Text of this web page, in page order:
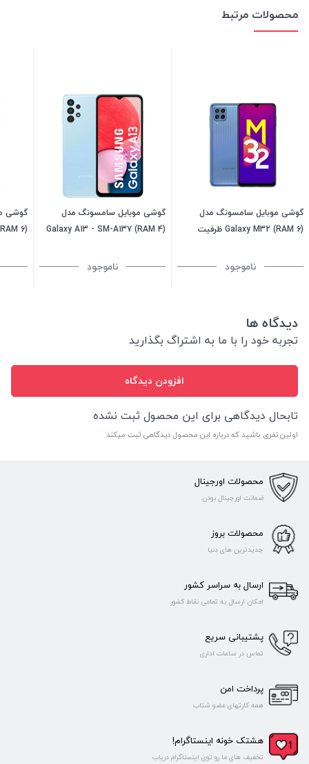
محصولات مرتبط
گوشی موبایل سامسونگ مدل
Galaxy M32 (RAM 6) ظرفیت
ناموجود
گوشی موبایل سامسونگ مدل
Galaxy A13 - SM-A137 (RAM 4)
ناموجود
گوشی
دیدگاه ها
تجربه خود را با ما به اشتراگ بگذارید
افزودن دیدگاه
تابحال دیدگاهی برای این محصول ثبت نشده
اولین نفری باشید که درباره این محصول دیدگاهی ثبت میکند
محصولات اورجینال
ضمانت اورجینال بودن
محصولات بروز
جدیدترین های دنیا
ارسال به سراسر کشور
امکان ارسال به تمامی نقاط کشور
پشتیبانی سریع
تماس در ساعات اداری
پرداخت امن
همه کارتهای عضو شتاب
هشتک خونه اینستاگرام!
تخفیف های ما رو توی اینستاگرام دریاب